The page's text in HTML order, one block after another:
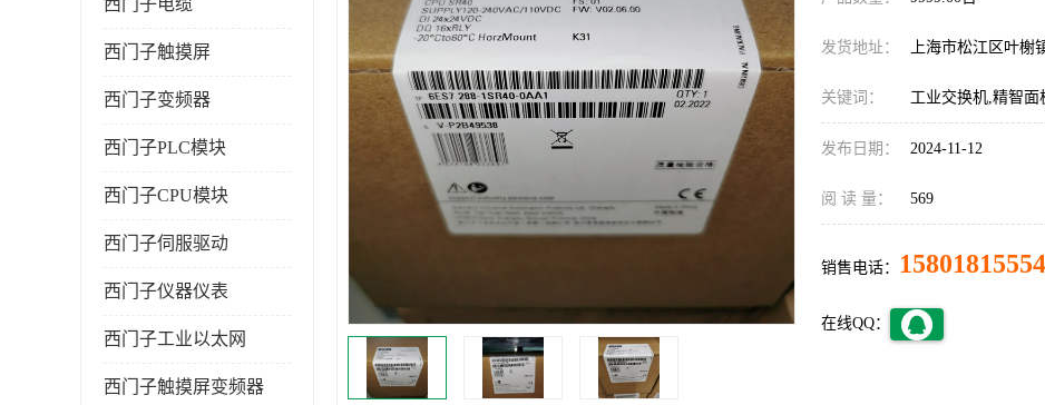
西门子电缆
西门子触摸屏
西门子变频器
西门子PLC模块
西门子CPU模块
西门子伺服驱动
西门子仪器仪表
西门子工业以太网
西门子触摸屏变频器
发货地址： 上海市松江区叶榭
关键词： 工业交换机,精智面
发布日期： 2024-11-12
阅 读 量： 569
销售电话： 15801815554
在线QQ：